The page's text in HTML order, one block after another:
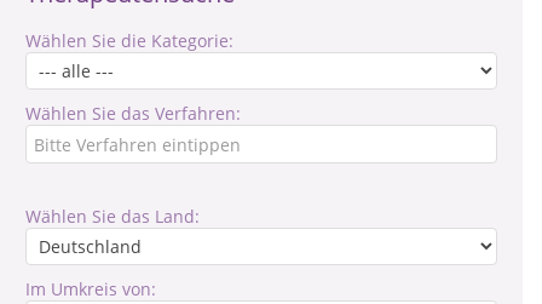
Wählen Sie die Kategorie:
Wählen Sie das Verfahren:
Wählen Sie das Land:
Im Umkreis von: